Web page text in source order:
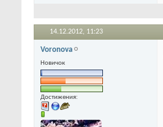
14.12.2012, 11:23
Voronova
Новичок
Достижения: